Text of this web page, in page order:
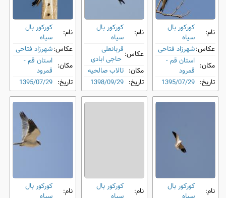
نام:
کورکور بال
‌سیاه
عکاس:شهرزاد فتاحی
مکان: استان قم -
قمرود
تاریخ: 1395/07/29
نام:
کورکور بال
‌سیاه
عکاس:قربانعلی
حاجی ابادی
مکان: تالاب صالحیه
تاریخ: 1398/09/29
نام:
کورکور بال
‌سیاه
عکاس:شهرزاد فتاحی
مکان: استان قم -
قمرود
تاریخ: 1395/07/29
نام:
کورکور بال
نام:
کورکور بال
نام:
کورکور بال